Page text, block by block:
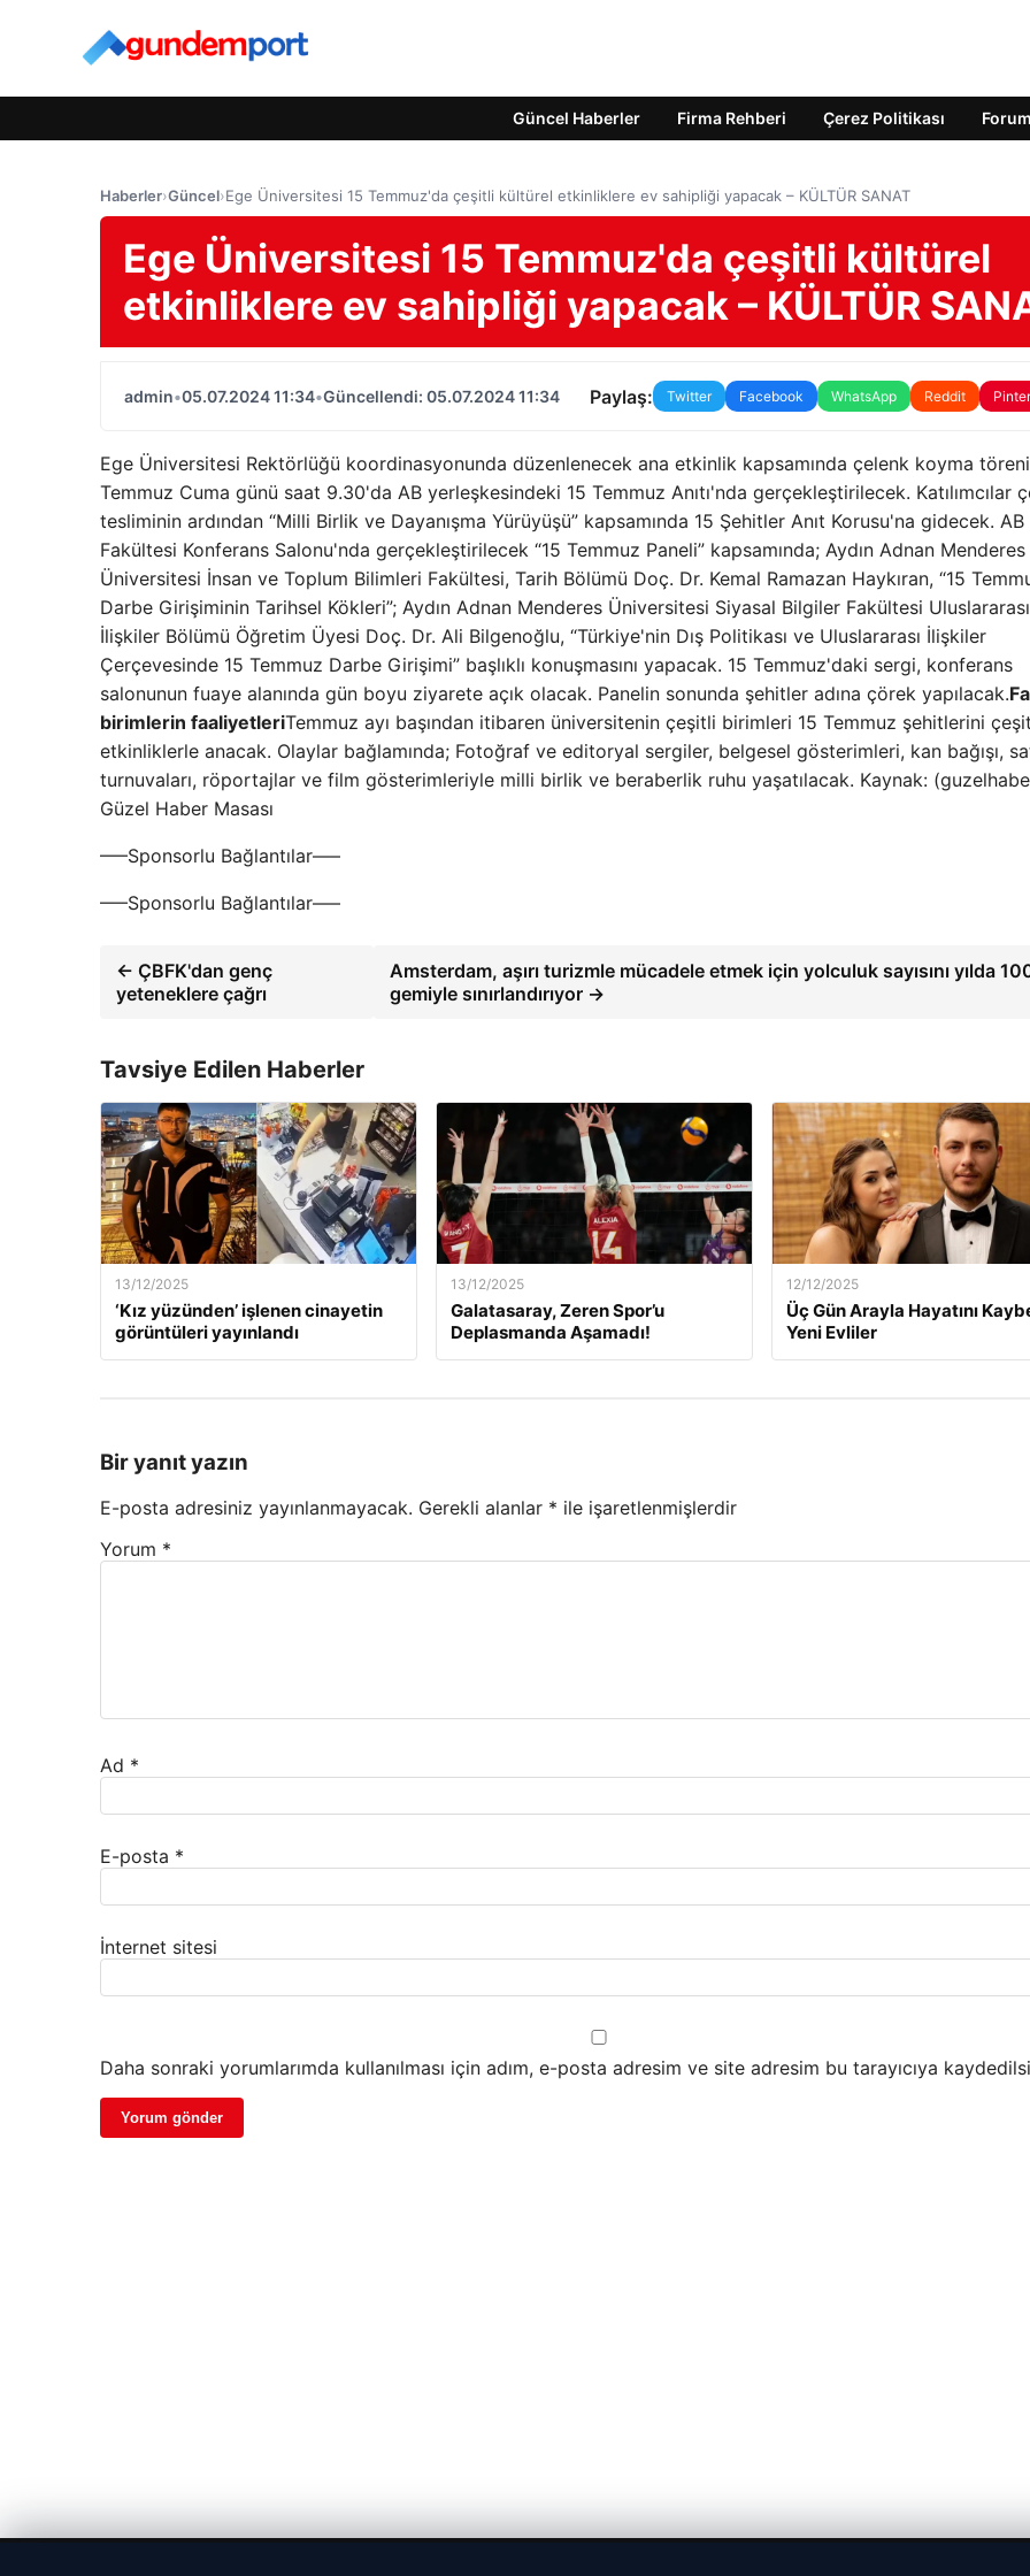
Güncel Haberler Firma Rehberi Çerez Politikası Forum
Haberler›Güncel›Ege Üniversitesi 15 Temmuz'da çeşitli kültürel etkinliklere ev sahipliği yapacak – KÜLTÜR SANAT
Ege Üniversitesi 15 Temmuz'da çeşitli kültürel
etkinliklere ev sahipliği yapacak – KÜLTÜR
admin•05.07.2024 11:34•Güncellendi: 05.07.2024 11:34 Paylaş: Twitter Facebook WhatsApp Reddit
Ege Üniversitesi Rektörlüğü koordinasyonunda düzenlenecek ana etkinlik kapsamında çelenk koyma
Temmuz Cuma günü saat 9.30'da AB yerleşkesindeki 15 Temmuz Anıtı'nda gerçekleştirilecek. Katılımcılar
tesliminin ardından “Milli Birlik ve Dayanışma Yürüyüşü” kapsamında 15 Şehitler Anıt Korusu'na gidecek. AB
Fakültesi Konferans Salonu'nda gerçekleştirilecek “15 Temmuz Paneli” kapsamında; Aydın Adnan Menderes
Üniversitesi İnsan ve Toplum Bilimleri Fakültesi, Tarih Bölümü Doç. Dr. Kemal Ramazan Haykıran, “15
Darbe Girişiminin Tarihsel Kökleri”; Aydın Adnan Menderes Üniversitesi Siyasal Bilgiler Fakültesi Uluslararası
İlişkiler Bölümü Öğretim Üyesi Doç. Dr. Ali Bilgenoğlu, “Türkiye'nin Dış Politikası ve Uluslararası İlişkiler
Çerçevesinde 15 Temmuz Darbe Girişimi” başlıklı konuşmasını yapacak. 15 Temmuz'daki sergi, konferans
salonunun fuaye alanında gün boyu ziyarete açık olacak. Panelin sonunda şehitler adına çörek yapılacak.
birimlerin faaliyetleriTemmuz ayı başından itibaren üniversitenin çeşitli birimleri 15 Temmuz şehitlerini
etkinliklerle anacak. Olaylar bağlamında; Fotoğraf ve editoryal sergiler, belgesel gösterimleri, kan bağışı,
turnuvaları, röportajlar ve film gösterimleriyle milli birlik ve beraberlik ruhu yaşatılacak. Kaynak:
Güzel Haber Masası
—–Sponsorlu Bağlantılar—–
—–Sponsorlu Bağlantılar—–
← ÇBFK'dan genç
yeteneklere çağrı
Amsterdam, aşırı turizmle mücadele etmek için yolculuk sayısını yılda
gemiyle sınırlandırıyor →
Tavsiye Edilen Haberler
13/12/2025
‘Kız yüzünden’ işlenen cinayetin
görüntüleri yayınlandı
13/12/2025
Galatasaray, Zeren Spor’u
Deplasmanda Aşamadı!
12/12/2025
Üç Gün Arayla Hayatını
Yeni Evliler
Bir yanıt yazın
E-posta adresiniz yayınlanmayacak. Gerekli alanlar * ile işaretlenmişlerdir
Yorum *
Ad *
E-posta *
İnternet sitesi
Daha sonraki yorumlarımda kullanılması için adım, e-posta adresim ve site adresim bu tarayıcıya